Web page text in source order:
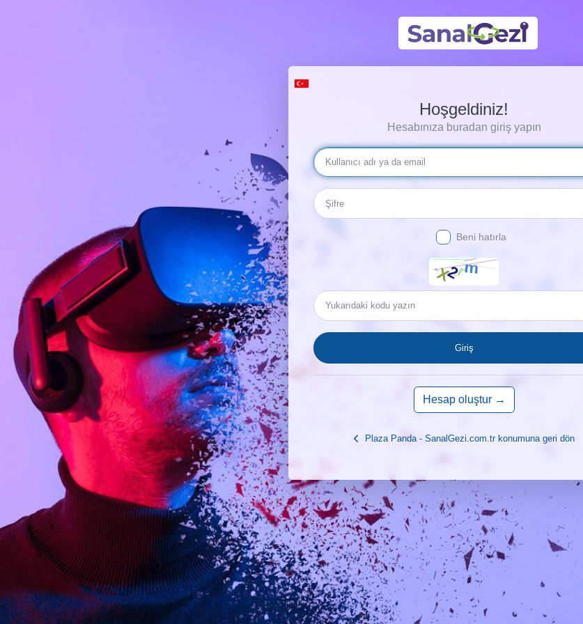
Hoşgeldiniz!
Hesabınıza buradan giriş yapın
Beni hatırla
Giriş
Hesap oluştur →
Plaza Panda - SanalGezi.com.tr konumuna geri dön